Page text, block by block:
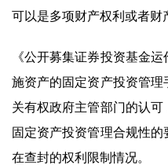
可以是多项财产权利或者财
《公开募集证券投资基金
施资产的固定资产投资管
关有权政府主管部门的认
固定资产投资管理合规性
在查封的权利限制情况。